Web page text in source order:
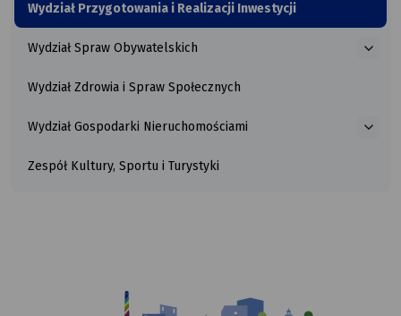
Wydział Przygotowania i Realizacji Inwestycji
Wydział Spraw Obywatelskich
Wydział Zdrowia i Spraw Społecznych
Wydział Gospodarki Nieruchomościami
Zespół Kultury, Sportu i Turystyki